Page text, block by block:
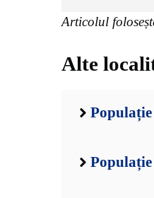
Articolul
Alte